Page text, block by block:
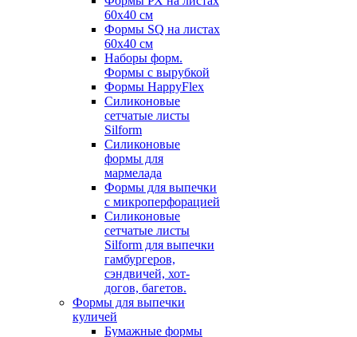
60х40 см
Формы SQ на листах
60х40 см
Наборы форм.
Формы с вырубкой
Формы HappyFlex
Силиконовые
сетчатые листы
Silform
Силиконовые
формы для
мармелада
Формы для выпечки
с микроперфорацией
Силиконовые
сетчатые листы
Silform для выпечки
гамбургеров,
сэндвичей, хот-
догов, багетов.
Формы для выпечки
куличей
Бумажные формы